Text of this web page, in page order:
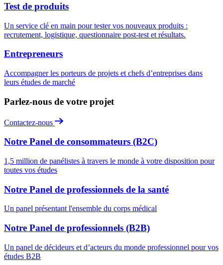
Test de produits
Un service clé en main pour tester vos nouveaux produits :
recrutement, logistique, questionnaire post-test et résultats.
Entrepreneurs
Accompagner les porteurs de projets et chefs d’entreprises dans
leurs études de marché
Parlez-nous de votre projet
Contactez-nous
Notre Panel de consommateurs (B2C)
1,5 million de panélistes à travers le monde à votre disposition pour
toutes vos études
Notre Panel de professionnels de la santé
Un panel présentant l'ensemble du corps médical
Notre Panel de professionnels (B2B)
Un panel de décideurs et d’acteurs du monde professionnel pour vos
études B2B